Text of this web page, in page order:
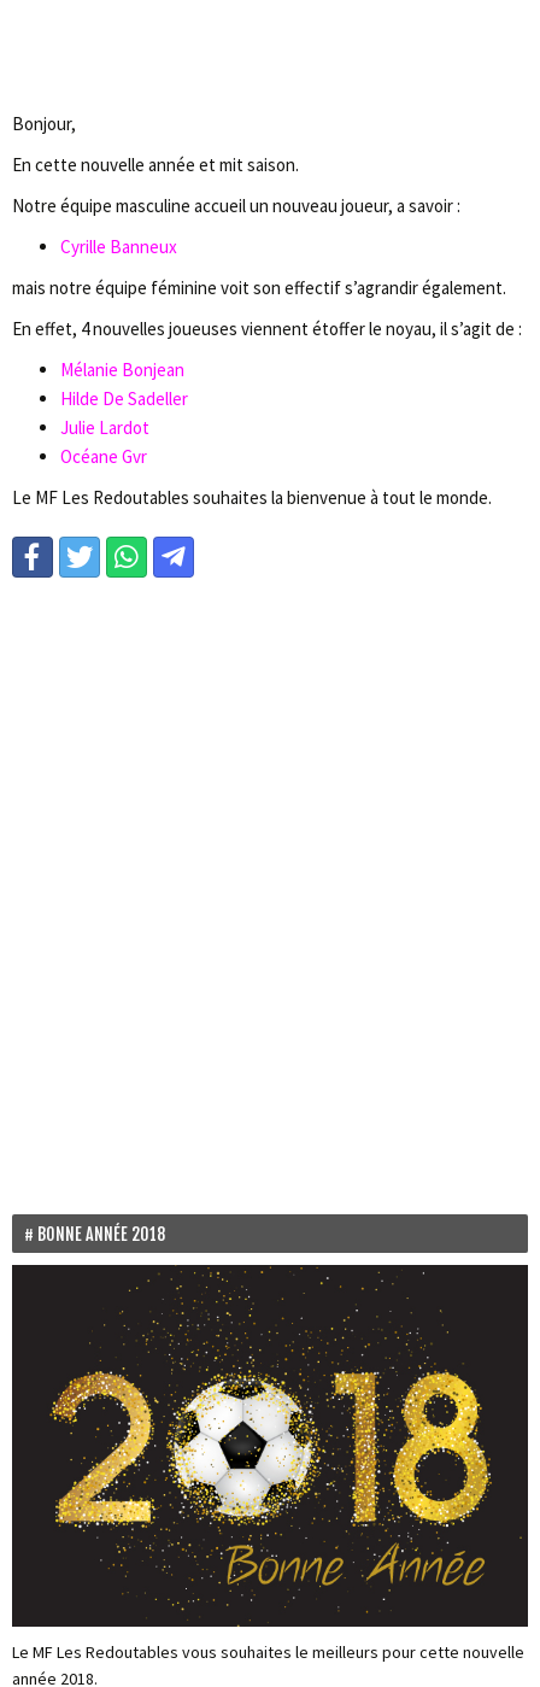
Bonjour,
En cette nouvelle année et mit saison.
Notre équipe masculine accueil un nouveau joueur, a savoir :
Cyrille Banneux
mais notre équipe féminine voit son effectif s’agrandir également.
En effet, 4 nouvelles joueuses viennent étoffer le noyau, il s’agit de :
Mélanie Bonjean
Hilde De Sadeller
Julie Lardot
Océane Gvr
Le MF Les Redoutables souhaites la bienvenue à tout le monde.
BONNE ANNÉE 2018
Le MF Les Redoutables vous souhaites le meilleurs pour cette nouvelle
année 2018.